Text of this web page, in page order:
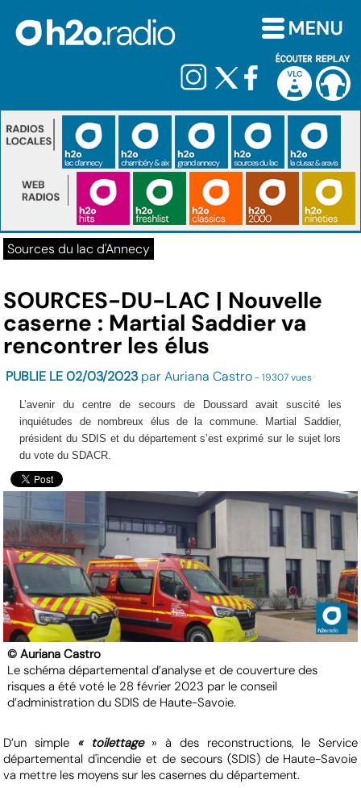
Sources du lac d'Annecy
SOURCES-DU-LAC | Nouvelle
caserne : Martial Saddier va
rencontrer les élus
PUBLIE LE 02/03/2023 par Auriana Castro- 19307 vues
L’avenir du centre de secours de Doussard avait suscité les
inquiétudes de nombreux élus de la commune. Martial Saddier,
président du SDIS et du département s’est exprimé sur le sujet lors
du vote du SDACR.
© Auriana Castro
Le schéma départemental d’analyse et de couverture des
risques a été voté le 28 février 2023 par le conseil
d’administration du SDIS de Haute-Savoie.
D’un simple « toilettage » à des reconstructions, le Service
départemental d'incendie et de secours (SDIS) de Haute-Savoie
va mettre les moyens sur les casernes du département.